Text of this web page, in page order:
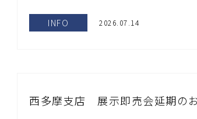
2026.07.14
INFO
西多摩支店 展示即売会延期の